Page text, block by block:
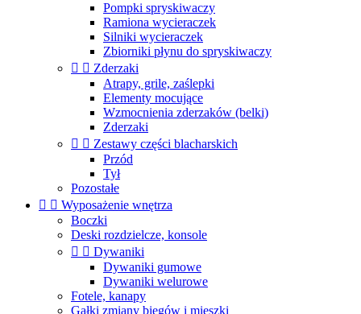
Pompki spryskiwaczy
Ramiona wycieraczek
Silniki wycieraczek
Zbiorniki płynu do spryskiwaczy
  Zderzaki
Atrapy, grile, zaślepki
Elementy mocujące
Wzmocnienia zderzaków (belki)
Zderzaki
  Zestawy części blacharskich
Przód
Tył
Pozostałe
  Wyposażenie wnętrza
Boczki
Deski rozdzielcze, konsole
  Dywaniki
Dywaniki gumowe
Dywaniki welurowe
Fotele, kanapy
Gałki zmiany biegów i mieszki